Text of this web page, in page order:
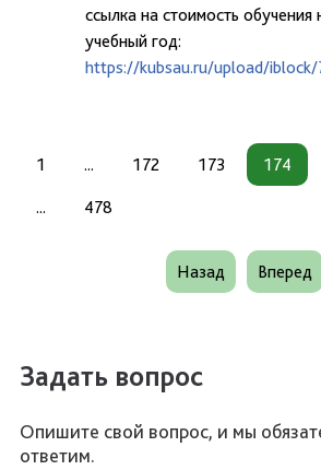
ссылка на стоимость
учебный год:
https://kubsau.ru/upload/
1 ... 172 173 174
... 478
Назад Вперед
Задать вопрос
Опишите свой вопрос, и мы
ответим.